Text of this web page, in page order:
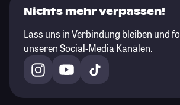
Nichts mehr verpassen!
Lass uns in Verbindung bleiben und
unseren Social-Media Kanälen.